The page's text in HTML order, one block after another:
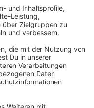
der Tunnel-